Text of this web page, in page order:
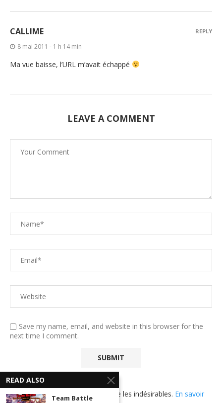
CALLIME
8 mai 2011 - 1 h 14 min
Ma vue baisse, l’URL m’avait échappé
REPLY
LEAVE A COMMENT
Save my name, email, and website in this browser for the
next time I comment.
Ce site utilise Akismet pour réduire les indésirables. En savoir
READ ALSO
Team Battle